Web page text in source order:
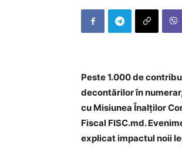
Peste 1.000 de
decontărilor în
cu Misiunea Înalților
Fiscal FISC.md.
explicat impactul noii